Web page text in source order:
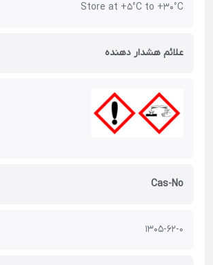
Store at +5°C to +30°C
علائم هشدار دهنده
Cas-No
1305-62-0